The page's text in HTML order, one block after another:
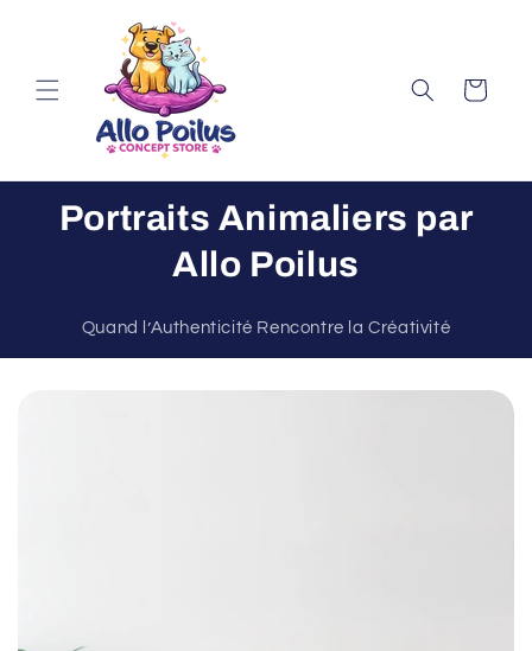
Panier
Portraits Animaliers par
Allo Poilus
Quand l’Authenticité Rencontre la Créativité